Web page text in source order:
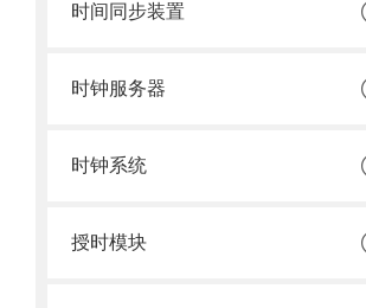
时间同步装置
时钟服务器
时钟系统
授时模块